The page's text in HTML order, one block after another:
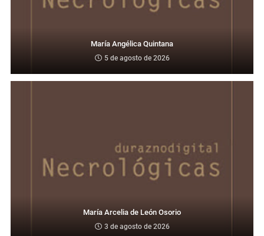
María Angélica Quintana
5 de agosto de 2026
María Arcelia de León Osorio
3 de agosto de 2026